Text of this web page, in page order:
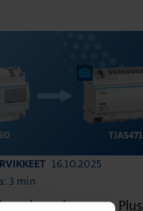
16.10.2025
3 min
domovea Plus